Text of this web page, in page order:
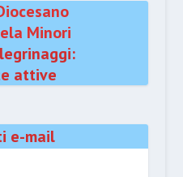
Minori
attive
e-mail